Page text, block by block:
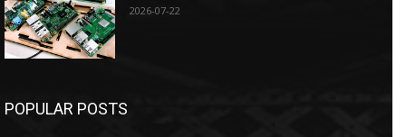
2026-07-22
POPULAR POSTS